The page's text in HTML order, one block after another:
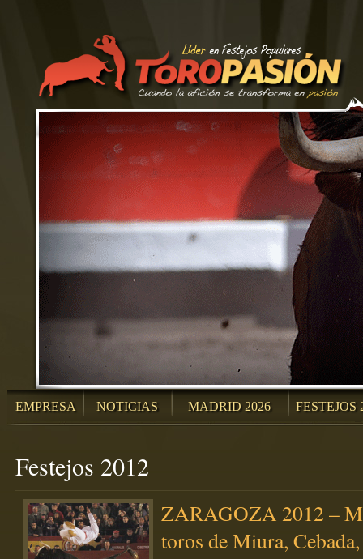
EMPRESA NOTICIAS MADRID 2026 FESTEJOS
Festejos 2012
ZARAGOZA 2012 –
toros de Miura,